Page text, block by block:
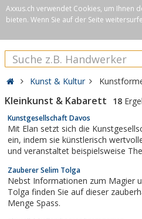
Axxus.ch verwendet Cookies, um Ihnen
bieten. Wenn Sie auf der Seite
Kunst & Kultur
Kleinkunst & Kabarett 18
Kunstgesellschaft Davos
Mit Elan setzt sich die
ein, indem sie künstlerisch wertvolle Darbietungen organisiert
und veranstaltet beispielsweise Theater, Konzerte,
Zauberer Selim Tolga
Nebst Informationen zum Magier
Tolga finden Sie auf dieser
Menge Spass.